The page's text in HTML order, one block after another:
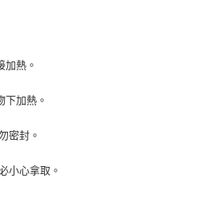
加熱。
下加熱。
密封。
小心拿取。